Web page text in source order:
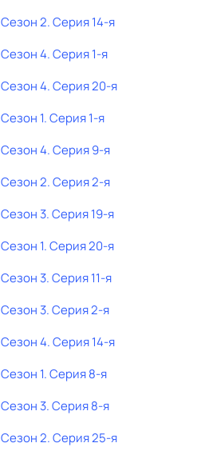
2. Серия 14-я
4. Серия 1-я
4. Серия 20-я
1. Серия 1-я
4. Серия 9-я
2. Серия 2-я
3. Серия 19-я
1. Серия 20-я
3. Серия 11-я
3. Серия 2-я
4. Серия 14-я
1. Серия 8-я
3. Серия 8-я
2. Серия 25-я